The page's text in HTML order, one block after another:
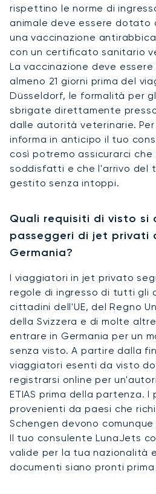
rispettino le norme di
animale deve essere dotato
una vaccinazione
con un certificato sanitario
La vaccinazione deve
almeno 21 giorni prima del
Düsseldorf, le formalità per
sbrigate direttamente
dalle autorità veterinarie.
informa in anticipo il tuo
così potremo assicurarci
soddisfatti e che l'arrivo del
gestito senza intoppi.
Quali requisiti di visto si
passeggeri di jet privati
Germania?
I viaggiatori in jet privato
regole di ingresso di tutti gli
cittadini dell'UE, del Regno
della Svizzera e di molte
entrare in Germania per un
senza visto. A partire dalla
viaggiatori esenti da visto
registrarsi online per
ETIAS prima della partenza. I
provenienti da paesi che
Schengen devono
Il tuo consulente LunaJets
valide per la tua nazionalità
documenti siano pronti prima